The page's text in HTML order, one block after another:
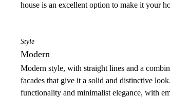
house is an excellent option to make it your
Style
Modern
Modern style, with straight lines and a
facades that give it a solid and distinctive
functionality and minimalist elegance, with